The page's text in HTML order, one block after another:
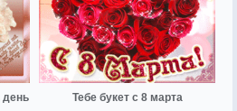
день
Тебе букет с 8 марта